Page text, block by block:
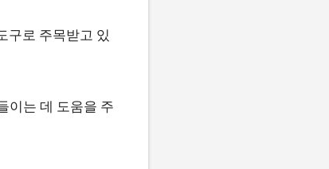
구로 주목받고 있
이는 데 도움을 주